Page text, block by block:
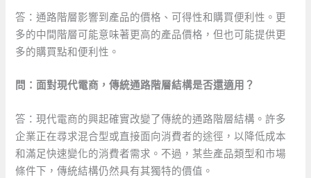
答：通路階層影響到產品的價格、可得性和購買便利性。更
多的中間階層可能意味著更高的產品價格，但也可能提供更
多的購買點和便利性。
問：面對現代電商，傳統通路階層結構是否還適用？
答：現代電商的興起確實改變了傳統的通路階層結構。許多
企業正在尋求混合型或直接面向消費者的途徑，以降低成本
和滿足快速變化的消費者需求。不過，某些產品類型和市場
條件下，傳統結構仍然具有其獨特的價值。